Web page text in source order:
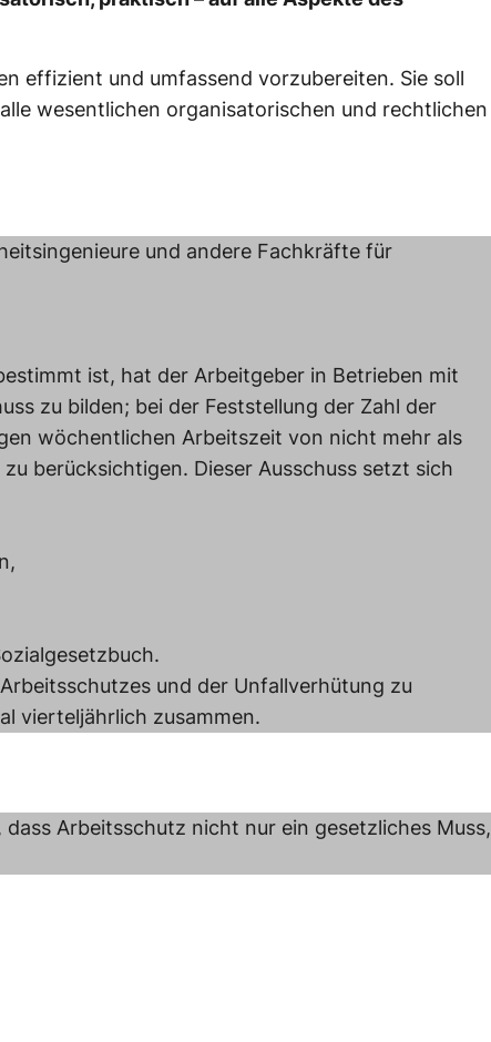
effizient und umfassend vorzubereiten. Sie soll
wesentlichen organisatorischen und rechtlichen
und andere Fachkräfte für
ist, hat der Arbeitgeber in Betrieben mit
zu bilden; bei der Feststellung der Zahl der
wöchentlichen Arbeitszeit von nicht mehr als
berücksichtigen. Dieser Ausschuss setzt sich
und der Unfallverhütung zu
vierteljährlich zusammen.
Arbeitsschutz nicht nur ein gesetzliches Muss,